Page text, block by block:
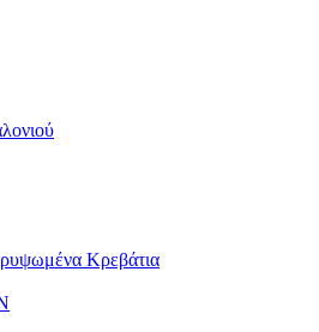
Κρεβάτια